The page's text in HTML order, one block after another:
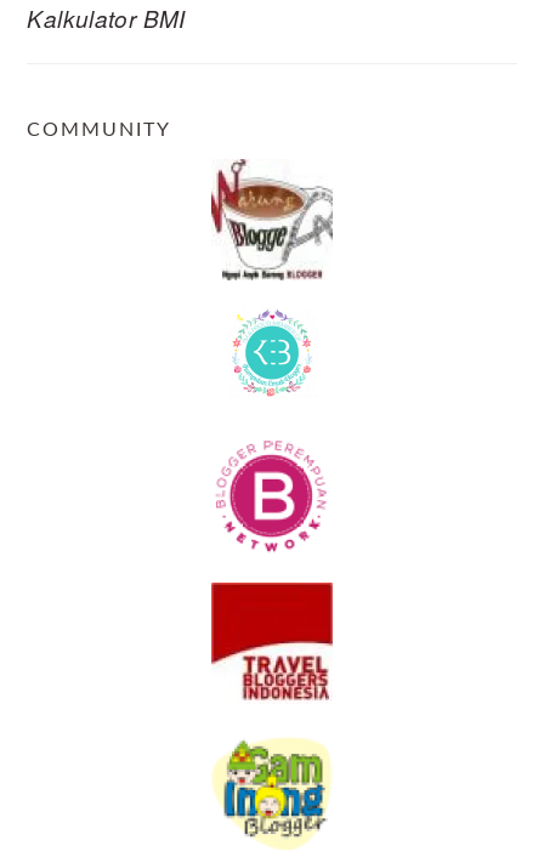
Kalkulator BMI
COMMUNITY